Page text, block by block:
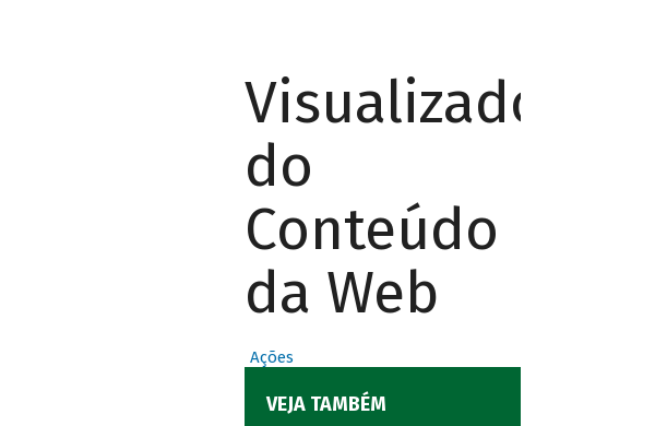
Visualizador
do
Conteúdo
da Web
Ações
VEJA TAMBÉM